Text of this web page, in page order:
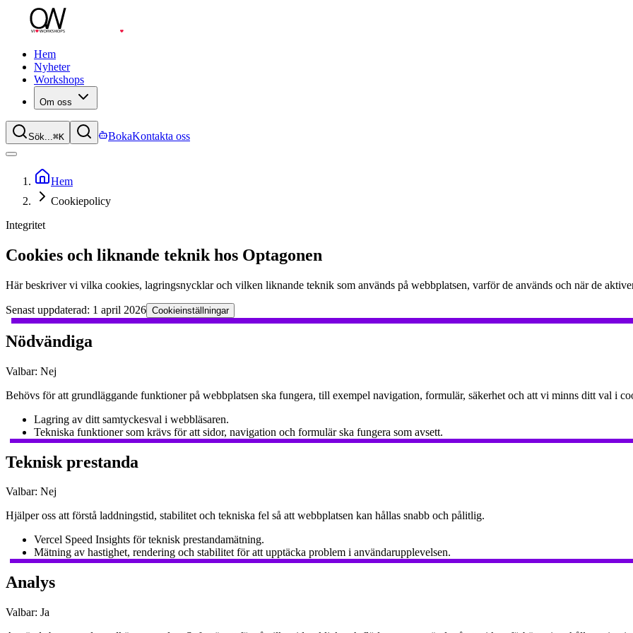
Hem
Nyheter
Workshops
Om oss
Sök...⌘K BokaKontakta oss
Hem
Cookiepolicy
Integritet
Cookies och liknande teknik hos Optagonen
Här beskriver vi vilka cookies, lagringsnycklar och vilken liknande teknik som används på webbplatsen, varför de används och när de
Senast uppdaterad: 1 april 2026 Cookieinställningar
Nödvändiga
Valbar: Nej
Behövs för att grundläggande funktioner på webbplatsen ska fungera, till exempel navigation, formulär, säkerhet och att vi minns ditt val i
Lagring av ditt samtyckesval i webbläsaren.
Tekniska funktioner som krävs för att sidor, navigation och formulär ska fungera som avsett.
Teknisk prestanda
Valbar: Nej
Hjälper oss att förstå laddningstid, stabilitet och tekniska fel så att webbplatsen kan hållas snabb och pålitlig.
Vercel Speed Insights för teknisk prestandamätning.
Mätning av hastighet, rendering och stabilitet för att upptäcka problem i användarupplevelsen.
Analys
Valbar: Ja